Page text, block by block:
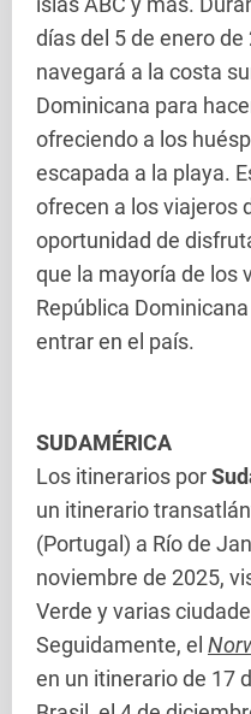
días del 5 de enero de
navegará a la costa
Dominicana para
ofreciendo a los
escapada a la playa.
ofrecen a los viajeros
oportunidad de
que la mayoría de los
República
entrar en el país.
SUDAMÉRICA
Los itinerarios por
un itinerario
(Portugal) a Río de
noviembre de 2025,
Verde y varias
Seguidamente, el
en un itinerario de 17